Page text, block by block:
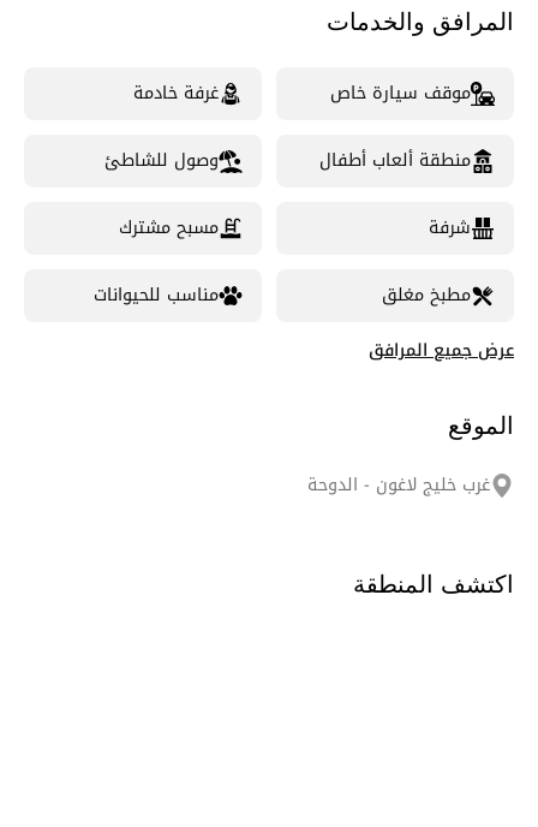
المرافق والخدمات
موقف سيارة خاص غرفة خادمة
منطقة ألعاب أطفال وصول للشاطئ
شرفة مسبح مشترك
مطبخ مغلق
مناسب للحيوانات
عرض جميع المرافق
الموقع
غرب خليج لاغون - الدوحة
اكتشف المنطقة